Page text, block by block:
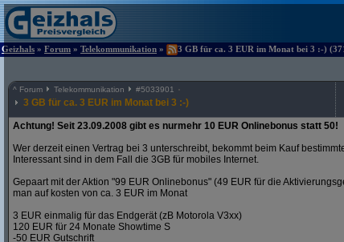
Geizhals » Forum » Telekommunikation » 3 GB für ca. 3 EUR im Monat bei 3 :-)
^ Forum Telekommunikation #5033901
3 GB für ca. 3 EUR im Monat bei 3 :-)
Achtung! Seit 23.09.2008 gibt es nurmehr 10 EUR Onlinebonus statt 50!
Wer derzeit einen Vertrag bei 3 unterschreibt, bekommt beim Kauf
Interessant sind in dem Fall die 3GB für mobiles Internet.
Gepaart mit der Aktion "99 EUR Onlinebonus" (49 EUR für die
man auf kosten von ca. 3 EUR im Monat
3 EUR einmalig für das Endgerät (zB Motorola V3xx)
120 EUR für 24 Monate Showtime S
-50 EUR Gutschrift